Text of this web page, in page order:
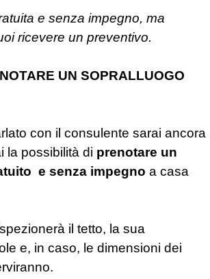
e senza impegno, ma
ricevere un preventivo.
UN SOPRALLUOGO
con il consulente sarai ancora
la possibilità di prenotare un
e senza impegno a casa
il tetto, la sua
e, in caso, le dimensioni dei